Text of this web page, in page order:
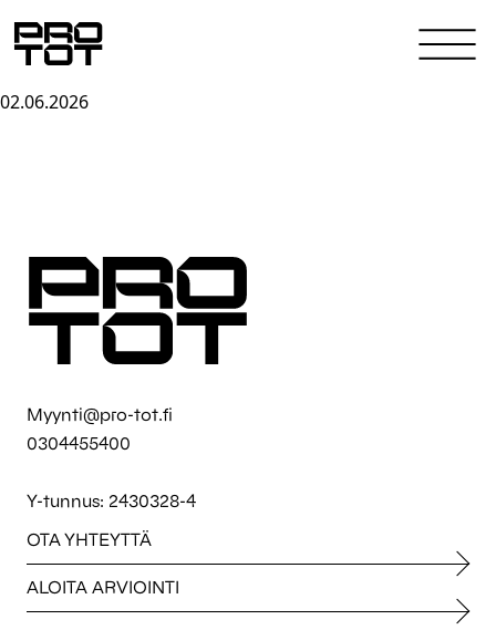
Skip to content
02.06.2026
Myynti@pro-tot.fi
0304455400
Y-tunnus: 2430328-4
OTA YHTEYTTÄ
ALOITA ARVIOINTI